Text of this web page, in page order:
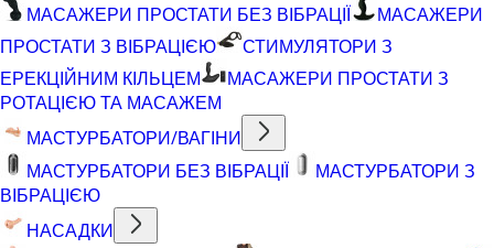
МАСАЖЕРИ ПРОСТАТИ БЕЗ ВІБРАЦІЇ
МАСАЖЕРИ
ПРОСТАТИ З ВІБРАЦІЄЮ
СТИМУЛЯТОРИ З
ЕРЕКЦІЙНИМ КІЛЬЦЕМ
МАСАЖЕРИ ПРОСТАТИ З
РОТАЦІЄЮ ТА МАСАЖЕМ
МАСТУРБАТОРИ/ВАГІНИ
МАСТУРБАТОРИ БЕЗ ВІБРАЦІЇ
МАСТУРБАТОРИ З
ВІБРАЦІЄЮ
НАСАДКИ